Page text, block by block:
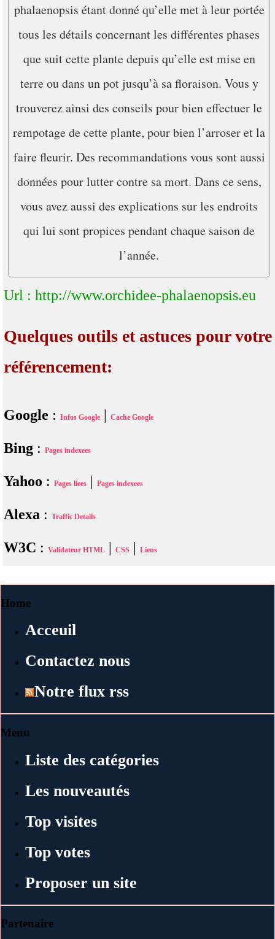
phalaenopsis étant donné qu’elle met à leur portée
tous les détails concernant les différentes phases
que suit cette plante depuis qu’elle est mise en
terre ou dans un pot jusqu’à sa floraison. Vous y
trouverez ainsi des conseils pour bien effectuer le
rempotage de cette plante, pour bien l’arroser et la
faire fleurir. Des recommandations vous sont aussi
données pour lutter contre sa mort. Dans ce sens,
vous avez aussi des explications sur les endroits
qui lui sont propices pendant chaque saison de
l’année.
Url : http://www.orchidee-phalaenopsis.eu
Quelques outils et astuces pour votre
référencement:
Google : Infos Google | Cache Google
Bing : Pages indexees
Yahoo : Pages liees | Pages indexees
Alexa : Traffic Details
W3C : Validateur HTML | CSS | Liens
Home
Acceuil
Contactez nous
Notre flux rss
Menu
Liste des catégories
Les nouveautés
Top visites
Top votes
Proposer un site
Partenaire